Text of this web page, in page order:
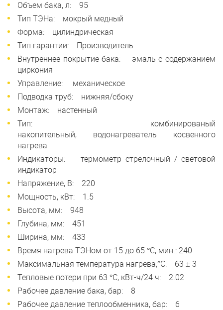
Объем бака, л: 95
Тип ТЭНа: мокрый медный
Форма: цилиндрическая
Тип гарантии: Производитель
Внутреннее покрытие бака: эмаль с содержанием
циркония
Управление: механическое
Подводка труб: нижняя/сбоку
Монтаж: настенный
Тип: комбинированый
накопительный, водонагреватель косвенного
нагрева
Индикаторы: термометр стрелочный / световой
индикатор
Напряжение, В: 220
Мощность, кВт: 1.5
Высота, мм: 948
Глубина, мм: 451
Ширина, мм: 433
Время нагрева ТЭНом от 15 до 65 °С, мин.: 240
Максимальная температура нагрева,°С: 63 ± 3
Тепловые потери при 63 °С, кВт-ч/24 ч: 2.02
Рабочее давление бака, бар: 8
Рабочее давление теплообменника, бар: 6